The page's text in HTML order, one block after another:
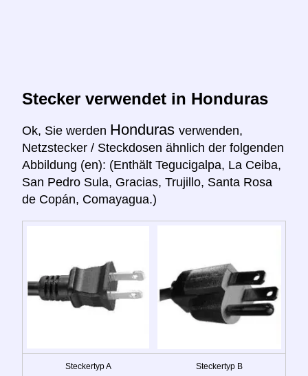
Stecker verwendet in Honduras
Ok, Sie werden Honduras verwenden,
Netzstecker / Steckdosen ähnlich der folgenden
Abbildung (en): (Enthält Tegucigalpa, La Ceiba,
San Pedro Sula, Gracias, Trujillo, Santa Rosa
de Copán, Comayagua.)
Steckertyp A Steckertyp B